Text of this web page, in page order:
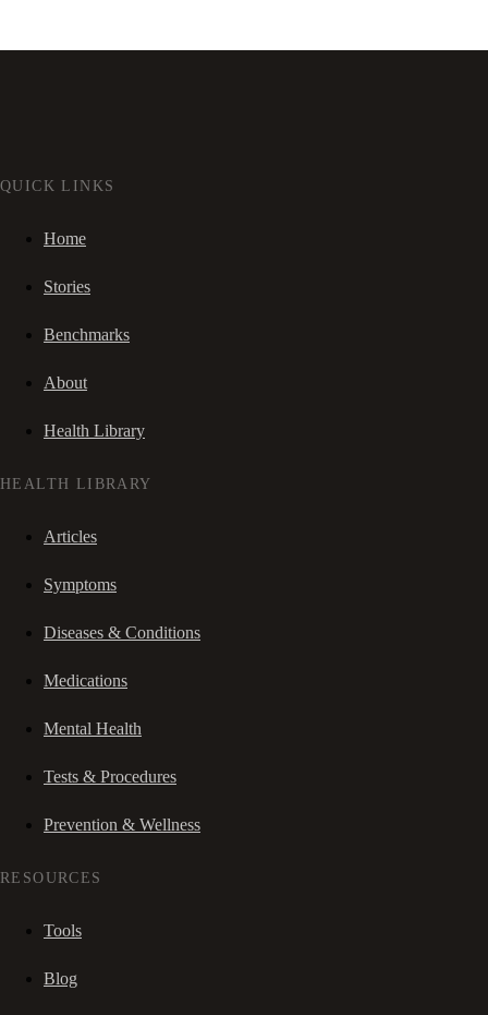
QUICK LINKS
Home
Stories
Benchmarks
About
Health Library
HEALTH LIBRARY
Articles
Symptoms
Diseases & Conditions
Medications
Mental Health
Tests & Procedures
Prevention & Wellness
RESOURCES
Tools
Blog